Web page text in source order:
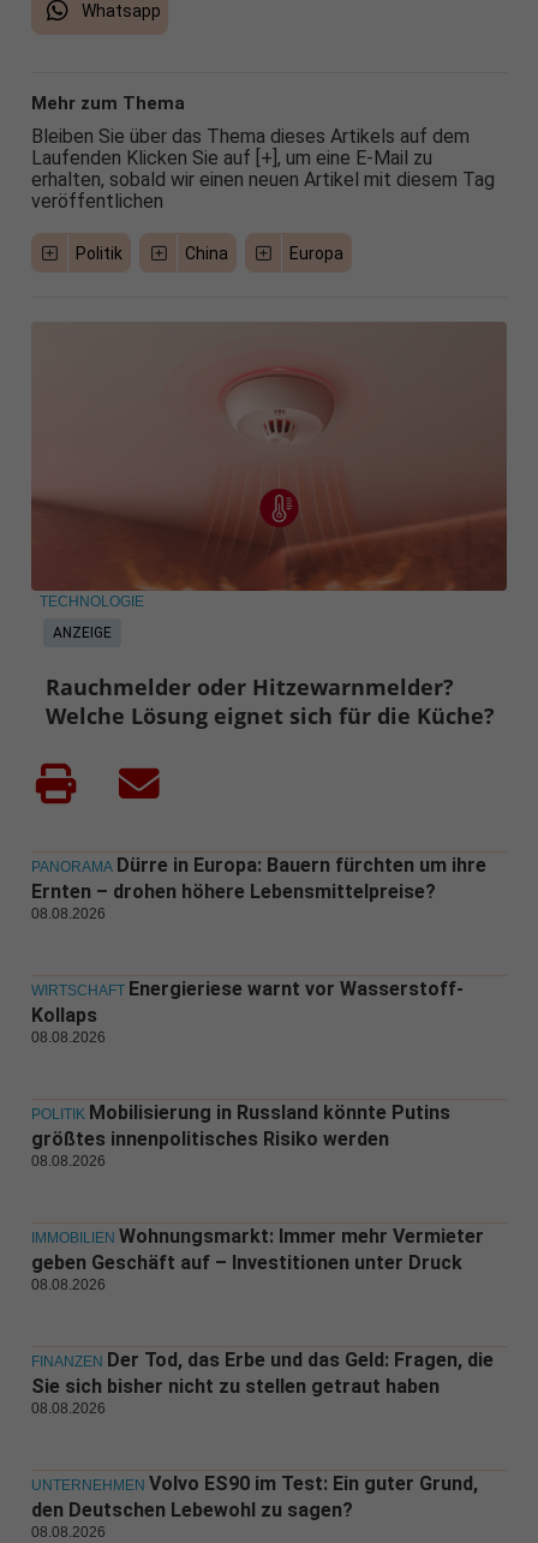
Whatsapp
Mehr zum Thema
Bleiben Sie über das Thema dieses Artikels auf dem
Laufenden Klicken Sie auf [+], um eine E-Mail zu
erhalten, sobald wir einen neuen Artikel mit diesem Tag
veröffentlichen
Politik China Europa
ANZEIGE
TECHNOLOGIE
Rauchmelder oder Hitzewarnmelder?
Welche Lösung eignet sich für die Küche?
PANORAMA Dürre in Europa: Bauern fürchten um ihre
Ernten – drohen höhere Lebensmittelpreise?
08.08.2026
WIRTSCHAFT Energieriese warnt vor Wasserstoff-
Kollaps
08.08.2026
POLITIK Mobilisierung in Russland könnte Putins
größtes innenpolitisches Risiko werden
08.08.2026
IMMOBILIEN Wohnungsmarkt: Immer mehr Vermieter
geben Geschäft auf – Investitionen unter Druck
08.08.2026
FINANZEN Der Tod, das Erbe und das Geld: Fragen, die
Sie sich bisher nicht zu stellen getraut haben
08.08.2026
UNTERNEHMEN Volvo ES90 im Test: Ein guter Grund,
den Deutschen Lebewohl zu sagen?
08.08.2026